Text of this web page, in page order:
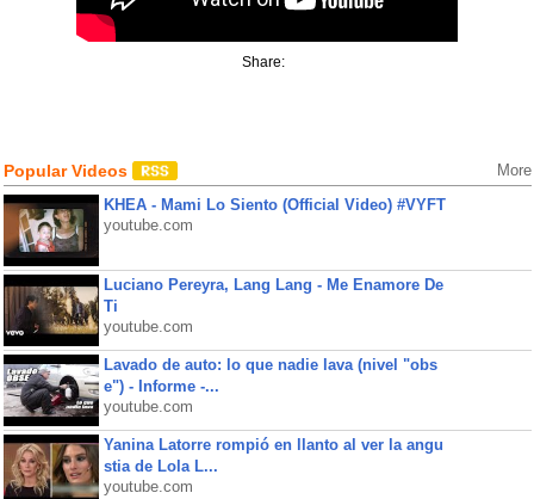
Share:
Popular Videos More
KHEA - Mami Lo Siento (Official Video) #VYFT
youtube.com
Luciano Pereyra, Lang Lang - Me Enamore De
Ti
youtube.com
Lavado de auto: lo que nadie lava (nivel "obs
e") - Informe -...
youtube.com
Yanina Latorre rompió en llanto al ver la angu
stia de Lola L...
youtube.com